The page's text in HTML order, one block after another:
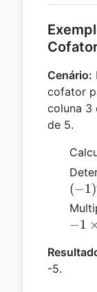
Cenário:
cofator
coluna 3
de 5.
(−1)
−1 ×
-5.